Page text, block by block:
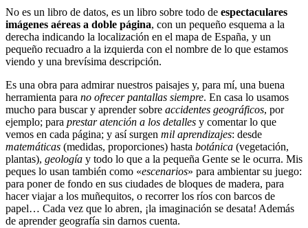
No es un libro de datos, es un libro sobre todo de espectaculares
imágenes aéreas a doble página, con un pequeño esquema a la
derecha indicando la localización en el mapa de España, y un
pequeño recuadro a la izquierda con el nombre de lo que estamos
viendo y una brevísima descripción.
Es una obra para admirar nuestros paisajes y, para mí, una buena
herramienta para no ofrecer pantallas siempre. En casa lo usamos
mucho para buscar y aprender sobre accidentes geográficos, por
ejemplo; para prestar atención a los detalles y comentar lo que
vemos en cada página; y así surgen mil aprendizajes: desde
matemáticas (medidas, proporciones) hasta botánica (vegetación,
plantas), geología y todo lo que a la pequeña Gente se le ocurra. Mis
peques lo usan también como «escenarios» para ambientar su juego:
para poner de fondo en sus ciudades de bloques de madera, para
hacer viajar a los muñequitos, o recorrer los ríos con barcos de
papel… Cada vez que lo abren, ¡la imaginación se desata! Además
de aprender geografía sin darnos cuenta.